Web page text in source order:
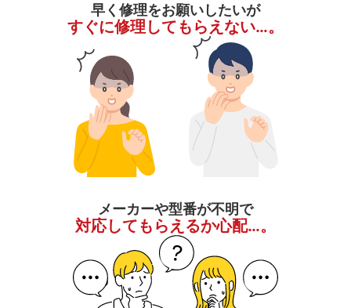
早く修理をお願いしたいが
すぐに修理してもらえない…。
メーカーや型番が不明で
対応してもらえるか心配…。